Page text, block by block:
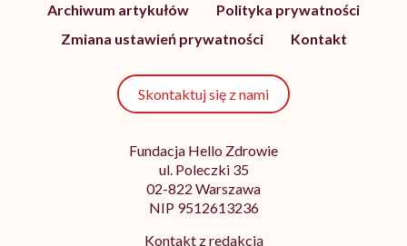
Archiwum artykułów
Polityka prywatności
Zmiana ustawień prywatności
Kontakt
Skontaktuj się z nami
Fundacja Hello Zdrowie
ul. Poleczki 35
02-822 Warszawa
NIP 9512613236
Kontakt z redakcją